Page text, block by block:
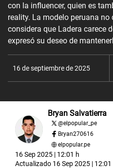
con la influencer, quien es
reality. La modelo peruana
considera que Ladera carece
expresó su deseo de
16 de septiembre de 2025
Bryan Salvatierra
@elpopular_pe
Bryan270616
elpopular.pe
16 Sep 2025 | 12:01 h
Actualizado 16 Sep 2025 | 12:01